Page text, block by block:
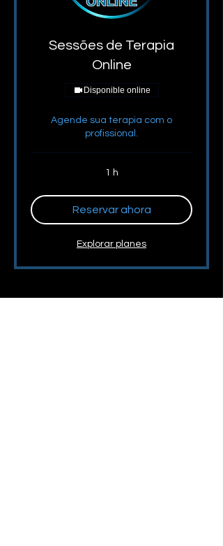
Sessões de Terapia
Online
Disponible online
Agende sua terapia com o
profissional.
1 h
Reservar ahora
Explorar planes